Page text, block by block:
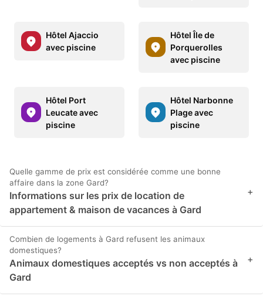
Hôtel Ajaccio
avec piscine
Hôtel Île de
Porquerolles
avec piscine
Hôtel Port
Leucate avec
piscine
Hôtel Narbonne
Plage avec
piscine
Quelle gamme de prix est considérée comme une bonne
affaire dans la zone Gard?
Informations sur les prix de location de
appartement & maison de vacances à Gard
+
Combien de logements à Gard refusent les animaux
domestiques?
Animaux domestiques acceptés vs non acceptés à
Gard
+